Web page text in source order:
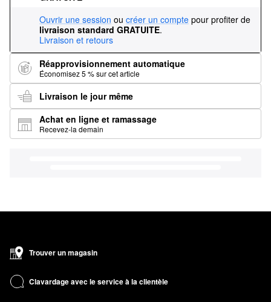
Ouvrir une session ou créer un compte pour profiter de
livraison standard GRATUITE.
Livraison et retours
Réapprovisionnement automatique
Économisez 5 % sur cet article
Livraison le jour même
Achat en ligne et ramassage
Recevez-la demain
Trouver un magasin
Clavardage avec le service à la clientèle